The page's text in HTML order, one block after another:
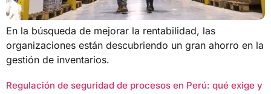
En la búsqueda de mejorar la rentabilidad, las
organizaciones están descubriendo un gran ahorro en la
gestión de inventarios.
Regulación de seguridad de procesos en Perú: qué exige y